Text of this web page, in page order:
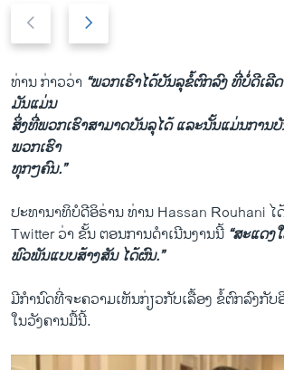
e
v
i
o
u
s
s
l
i
d
x
t
l
d
ທ່ານ ​ກ່າວ​ວ່າ “ພວກ​ເຮົາ​ໄດ້​ບັນລຸ​ຂໍ້ຕົກລົງ ທີ່​ບໍ່​ດີ​ເ
ມັນ​ແມ່ນ​
ສິ່ງ​ທີ່​ພວກ​ເຮົາ​ສາມາດ​ບັນລຸ​ໄດ້ ​ແລະ​ນັ້ນ​ແມ່ນ​ການ
ພວກ​ເຮົາ
ທຸກໆຄົນ.”
ປະທານ​າທິບໍດີ​ອິຣ່ານ ທ່ານ Hassan Rouhani ​ໄ
Twitter ວ່າ ຂັ້ນ ຕອນການ​ດຳ​ເນີນ​ງານ​ນີ້ “​ສະ​ແດ
ພົວພັນແບບ​ສ້າງສັນ ໄດ້ຜົນ.​”
ມີກຳນົດທີ່ຈະຄວາມເຫັນກ່ຽວກັບເລື້ອງ ຂໍ້ຕົກລົງກັ
ໃນວັງຄານມື້ນີ້.